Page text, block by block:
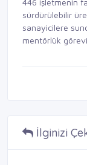
446 işletmenin
sürdürülebilir
sanayicilere
mentörlük
İlginizi